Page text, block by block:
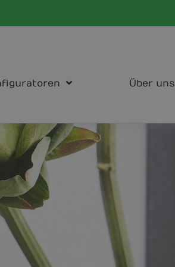
Über uns